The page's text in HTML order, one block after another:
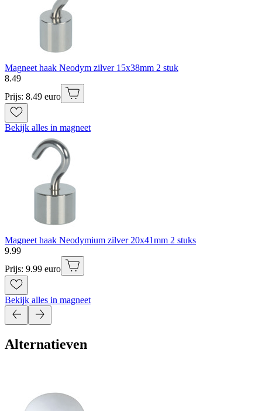
Magneet haak Neodym zilver 15x38mm 2 stuk
8.49
Prijs: 8.49 euro
Bekijk alles in magneet
Magneet haak Neodymium zilver 20x41mm 2 stuks
9.99
Prijs: 9.99 euro
Bekijk alles in magneet
Alternatieven